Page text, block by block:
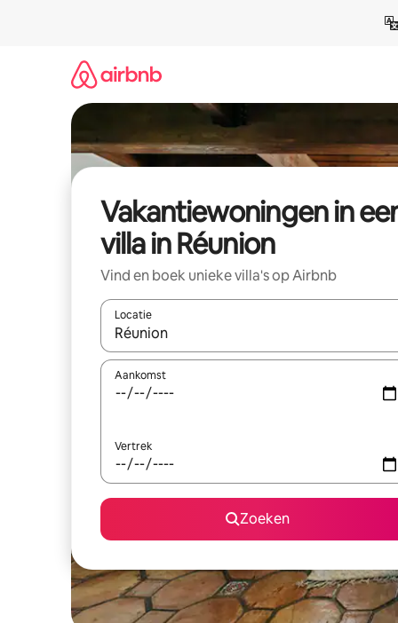
Vakantiewoningen in
villa in Réunion
Vind en boek unieke villa's op Airbnb
Locatie
Wanneer er suggesties beschikbaar zijn, maak
Aankomst
Vertrek
Zoeken